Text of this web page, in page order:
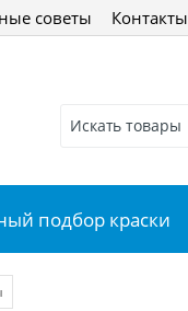
советы Контакты
подбор краски